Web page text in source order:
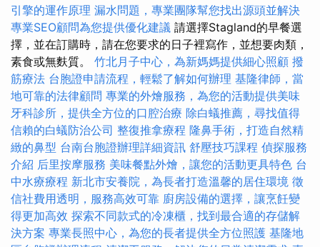
引擎的運作原理 漏水問題，專業團隊幫您找出源頭並解決
專業SEO顧問為您提供優化建議 請選擇Stagland的早餐選
擇，並在訂購時，請在您要求的日子裡寫作，並想要肉類，
素食或無麩質。 竹北月子中心，為新媽媽提供細心照顧 撥
筋療法 台胞證申請流程，輕鬆了解如何辦理 基隆律師，當
地可靠的法律顧問 專業的外燴服務，為您的活動提供美味
牙科診所，提供全方位的口腔治療 除白蟻推薦，尋找值得
信賴的白蟻防治公司 整復推拿療程 隆鼻手術，打造自然精
緻的鼻型 台南台胞證辦理詳細資訊 舒壓技巧課程 偵探服務
介紹 后里按摩服務 美味餐點外燴，讓您的活動更具特色 台
中水療療程 新北市安養院，為長者打造溫馨的居住環境 徵
信社費用透明，服務高效可靠 廚房設備的選擇，讓烹飪變
得更加高效 探索不同款式的冷凍櫃，找到最合適的存儲解
決方案 專業長照中心，為您的長者提供全方位照護 基隆地